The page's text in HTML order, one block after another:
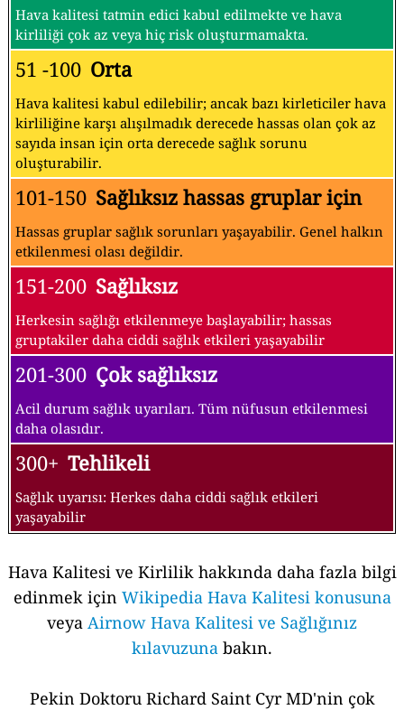
Hava kalitesi tatmin edici kabul edilmekte ve hava
kirliliği çok az veya hiç risk oluşturmamakta.
51 -100 Orta
Hava kalitesi kabul edilebilir; ancak bazı kirleticiler hava
kirliliğine karşı alışılmadık derecede hassas olan çok az
sayıda insan için orta derecede sağlık sorunu
oluşturabilir.
101-150 Sağlıksız hassas gruplar için
Hassas gruplar sağlık sorunları yaşayabilir. Genel halkın
etkilenmesi olası değildir.
151-200 Sağlıksız
Herkesin sağlığı etkilenmeye başlayabilir; hassas
gruptakiler daha ciddi sağlık etkileri yaşayabilir
201-300 Çok sağlıksız
Acil durum sağlık uyarıları. Tüm nüfusun etkilenmesi
daha olasıdır.
300+ Tehlikeli
Sağlık uyarısı: Herkes daha ciddi sağlık etkileri
yaşayabilir
Hava Kalitesi ve Kirlilik hakkında daha fazla bilgi
edinmek için Wikipedia Hava Kalitesi konusuna
veya Airnow Hava Kalitesi ve Sağlığınız
kılavuzuna bakın.
Pekin Doktoru Richard Saint Cyr MD'nin çok